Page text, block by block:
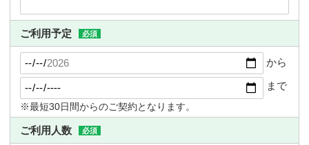
ご利用予定 必須
から
まで
※最短30日間からのご契約となります。
ご利用人数 必須